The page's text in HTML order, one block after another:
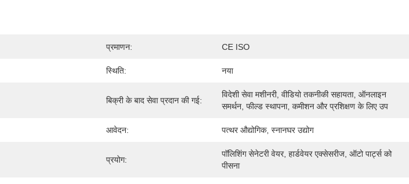
प्रमाणन: CE ISO
स्थिति: नया
बिक्री के बाद सेवा प्रदान की गई:
विदेशी सेवा मशीनरी, वीडियो तकनीकी सहायता, ऑनलाइन
समर्थन, फील्ड स्थापना, कमीशन और प्रशिक्षण के लिए उप
आवेदन: पत्थर औद्योगिक, स्नानघर उद्योग
प्रयोग:
पॉलिशिंग सेनेटरी वेयर, हार्डवेयर एक्सेसरीज, ऑटो पार्ट्स को
पीसना